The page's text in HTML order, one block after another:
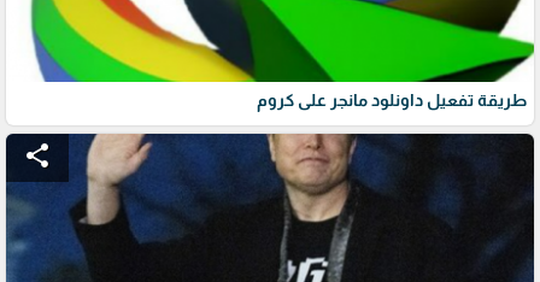
طريقة تفعيل داونلود مانجر على كروم
share